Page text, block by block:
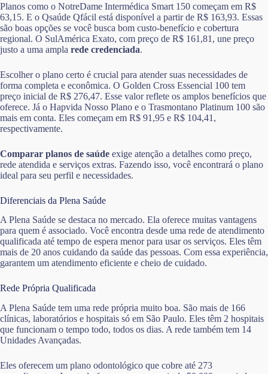
Planos como o NotreDame Intermédica Smart 150 começam em R$
63,15. E o Qsaúde Qfácil está disponível a partir de R$ 163,93. Essas
são boas opções se você busca bom custo-benefício e cobertura
regional. O SulAmérica Exato, com preço de R$ 161,81, une preço
justo a uma ampla rede credenciada.
Escolher o plano certo é crucial para atender suas necessidades de
forma completa e econômica. O Golden Cross Essencial 100 tem
preço inicial de R$ 276,47. Esse valor reflete os amplos benefícios que
oferece. Já o Hapvida Nosso Plano e o Trasmontano Platinum 100 são
mais em conta. Eles começam em R$ 91,95 e R$ 104,41,
respectivamente.
Comparar planos de saúde exige atenção a detalhes como preço,
rede atendida e serviços extras. Fazendo isso, você encontrará o plano
ideal para seu perfil e necessidades.
Diferenciais da Plena Saúde
A Plena Saúde se destaca no mercado. Ela oferece muitas vantagens
para quem é associado. Você encontra desde uma rede de atendimento
qualificada até tempo de espera menor para usar os serviços. Eles têm
mais de 20 anos cuidando da saúde das pessoas. Com essa experiência,
garantem um atendimento eficiente e cheio de cuidado.
Rede Própria Qualificada
A Plena Saúde tem uma rede própria muito boa. São mais de 166
clínicas, laboratórios e hospitais só em São Paulo. Eles têm 2 hospitais
que funcionam o tempo todo, todos os dias. A rede também tem 14
Unidades Avançadas.
Eles oferecem um plano odontológico que cobre até 273